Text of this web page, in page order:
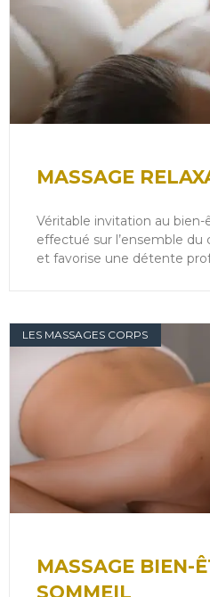
MASSAGE
Véritable invitation au bien-
effectué sur l’ensemble du
et favorise une détente
LES MASSAGES CORPS
MASSAGE BIEN-
SOMMEIL